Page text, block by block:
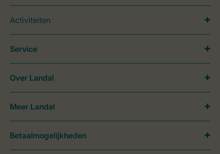
Activiteiten
Service
Over Landal
Meer Landal
Betaalmogelijkheden